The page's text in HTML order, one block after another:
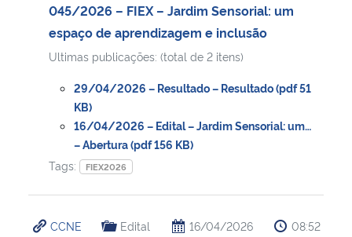
045/2026 – FIEX – Jardim Sensorial: um
espaço de aprendizagem e inclusão
Ultimas publicações: (total de 2 itens)
29/04/2026 – Resultado – Resultado (pdf 51
KB)
16/04/2026 – Edital – Jardim Sensorial: um…
– Abertura (pdf 156 KB)
Tags:
FIEX2026
CCNE Edital 16/04/2026 08:52